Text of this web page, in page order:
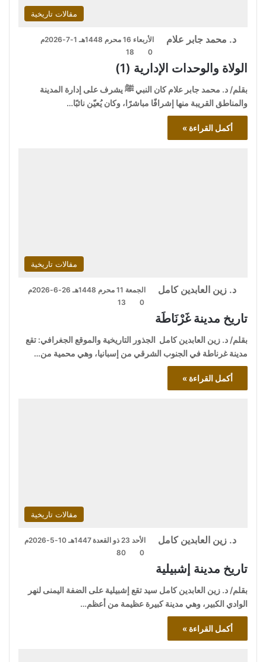
مقالات تاريخية
د. محمد جابر علام
الأربعاء 16 محرم 1448هـ 1-7-2026م
0
18
الولاة والوحدات الإدارية (1)
بقلم/ د. محمد جابر علام كان النبي ﷺ يشرف على إدارة المدينة
والمناطق القريبة منها إشرافًا مباشرًا، وكان يُعيّن نائبًا…
أكمل القراءة »
مقالات تاريخية
د. زين العابدين كامل
الجمعة 11 محرم 1448هـ 26-6-2026م
0
13
تاريخ مدينة غَرْنَاطَة
بقلم/ د. زين العابدين كامل الجذور التاريخية والموقع الجغرافي: تقع
مدينة غرناطة في الجنوب الشرقي من إسبانيا، وهي محمية من…
أكمل القراءة »
مقالات تاريخية
د. زين العابدين كامل
الأحد 23 ذو القعدة 1447هـ 10-5-2026م
0
80
تاريخ مدينة إشبيلية
بقلم/ د. زين العابدين كامل سيد تقع إشبيلية على الضفة اليمنى لنهر
الوادي الكبير، وهي مدينة كبيرة عظيمة من أعظم…
أكمل القراءة »